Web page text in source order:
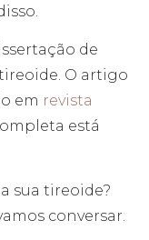
de
O artigo
em revista
está
sua tireoide?
conversar.